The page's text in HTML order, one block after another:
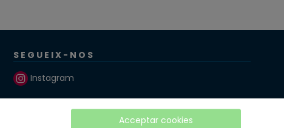
SEGUEIX-NOS
Instagram
Acceptar cookies